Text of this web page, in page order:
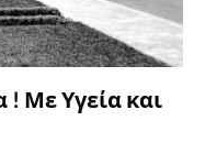
Με Υγεία και